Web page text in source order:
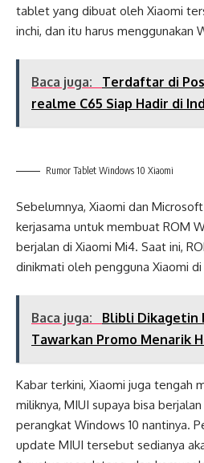
tablet yang dibuat oleh Xiaomi
inchi, dan itu harus menggunakan
Baca juga:
Terdaftar di
realme C65 Siap Hadir di
Rumor Tablet Windows 10 Xiaomi
Sebelumnya, Xiaomi dan
kerjasama untuk membuat ROM
berjalan di Xiaomi Mi4. Saat ini,
dinikmati oleh pengguna Xiaomi di
Baca juga:
Blibli Dikagetin
Tawarkan Promo Menarik
Kabar terkini, Xiaomi juga tengah
miliknya, MIUI supaya bisa
perangkat Windows 10 nantinya.
update MIUI tersebut sedianya